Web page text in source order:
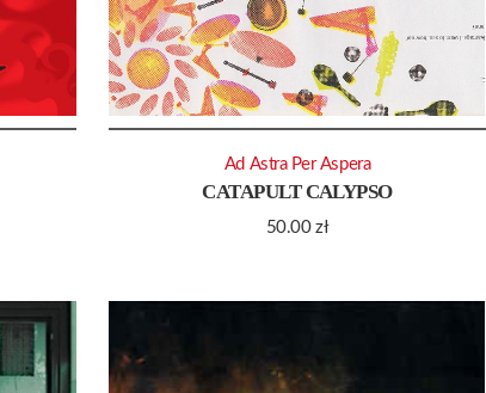
CATAPULT CALYPSO
50.00zł
Ad Astra Per Aspera